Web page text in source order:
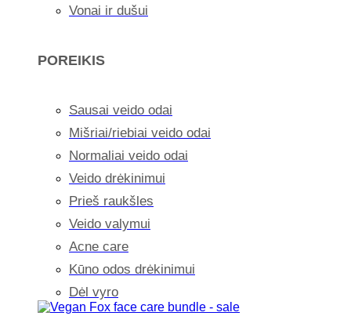
Vonai ir dušui
POREIKIS
Sausai veido odai
Mišriai/riebiai veido odai
Normaliai veido odai
Veido drėkinimui
Prieš raukšles
Veido valymui
Acne care
Kūno odos drėkinimui
Dėl vyro